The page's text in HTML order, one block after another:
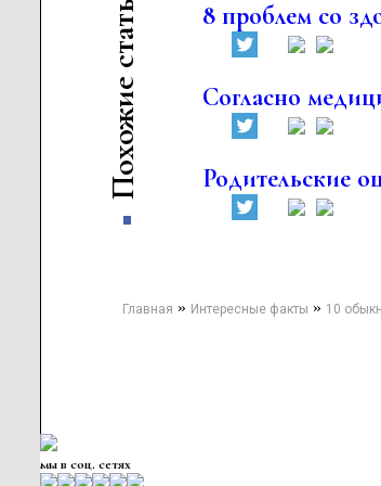
П
о
х
о
ж
и
е
с
т
а
т
ь 8 проблем со
Согласно
Родительские
Главная » Интересные факты » 10
мы в соц. сетях